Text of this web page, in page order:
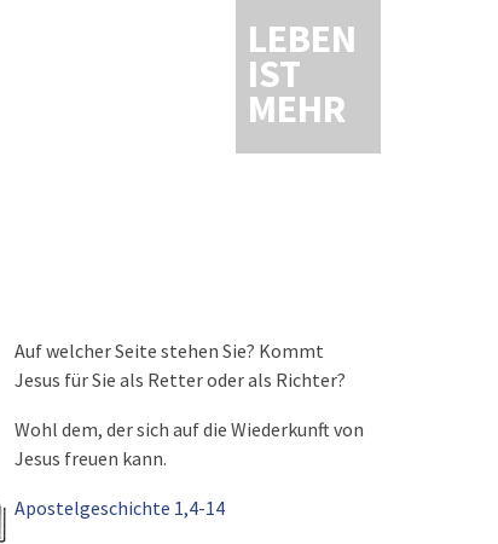
LEBEN
IST
MEHR
Auf welcher Seite stehen Sie? Kommt
Jesus für Sie als Retter oder als Richter?
Wohl dem, der sich auf die Wiederkunft von
Jesus freuen kann.
Apostelgeschichte 1,4-14